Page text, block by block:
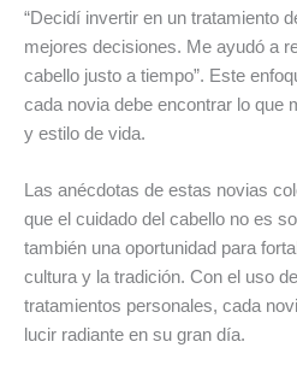
“Decidí invertir en un tratamiento
mejores decisiones. Me ayudó a
cabello justo a tiempo”. Este
cada novia debe encontrar lo que
y estilo de vida.
Las anécdotas de estas novias
que el cuidado del cabello no es
también una oportunidad para
cultura y la tradición. Con el uso
tratamientos personales, cada
lucir radiante en su gran día.